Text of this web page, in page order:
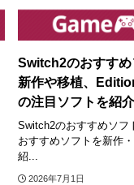
Switch2のおすすめ
新作や移植、
の注目ソフトを紹介
Switch2のおすすめソフ
おすすめソフトを新作
紹...
2026年7月1日